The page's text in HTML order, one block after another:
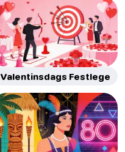
Valentinsdags Festlege